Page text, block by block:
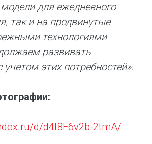
для ежедневного
так и на продвинутые
технологиями
развивать
учетом этих потребностей».
d/d4t8F6v2b-2tmA/